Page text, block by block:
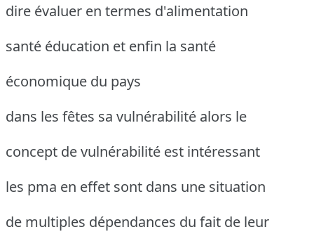
dire évaluer en termes d'alimentation
santé éducation et enfin la santé
économique du pays
dans les fêtes sa vulnérabilité alors le
concept de vulnérabilité est intéressant
les pma en effet sont dans une situation
de multiples dépendances du fait de leur